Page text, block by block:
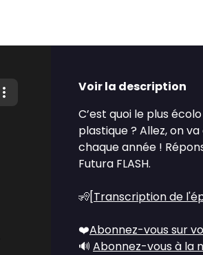
Voir la description
C’est quoi le plus
plastique ? Allez, on
chaque année !
Futura FLASH.
🧏[Transcription de
❤️Abonnez-vous sur
🔊 Abonnez-vous à la